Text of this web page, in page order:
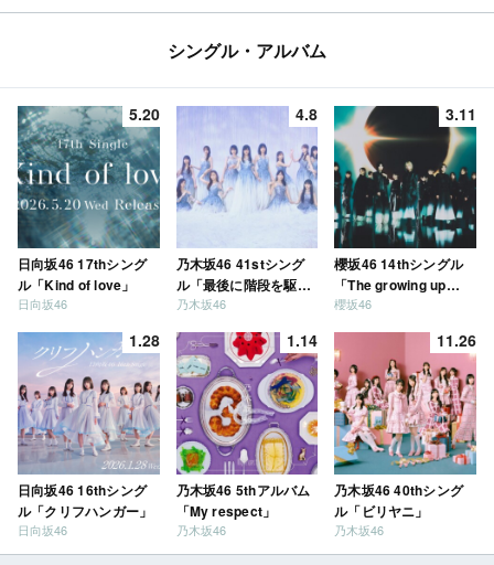
シングル・アルバム
5.20
日向坂46 17thシング
ル「Kind of love」
日向坂46
4.8
乃木坂46 41stシング
ル「最後に階段を駆け
上がったのはいつ
乃木坂46
3.11
櫻坂46 14thシングル
「The growing up
train」
櫻坂46
1.28
日向坂46 16thシング
ル「クリフハンガー」
日向坂46
1.14
乃木坂46 5thアルバム
「My respect」
乃木坂46
11.26
乃木坂46 40thシング
ル「ビリヤニ」
乃木坂46